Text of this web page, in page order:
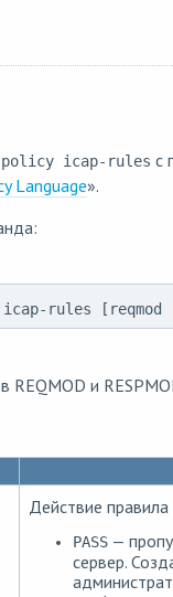
icap-rules с
Language».
icap-rules
и
Действие правила
PASS—
сервер.